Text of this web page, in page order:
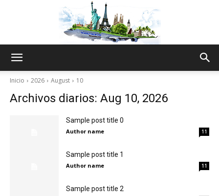
Thru
Inicio 2026 August 10
Archivos diarios: Aug 10, 2026
Sample post title 0
Author name 11
Sample post title 1
Author name 11
Sample post title 2